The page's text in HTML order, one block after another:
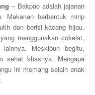
– Bakpao adalah jajanan
berbentuk mirip
dan berisi kacang hijau.
menggunakan cokelat,
Meskipun begitu,
sehat khasnya. Mengapa
ini memang selain enak